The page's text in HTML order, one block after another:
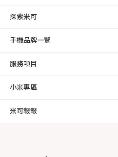
探索米可
手機品牌一覽
服務項目
小米專區
米可報報